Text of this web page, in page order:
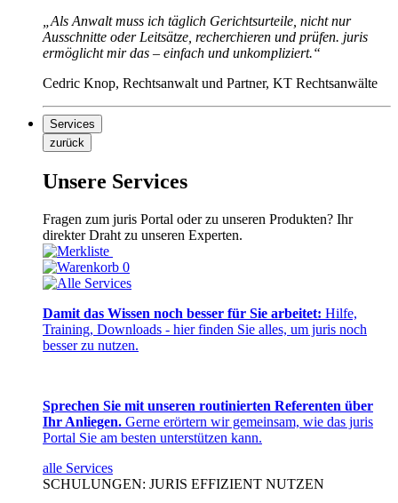
„Als Anwalt muss ich täglich Gerichtsurteile, nicht nur
Ausschnitte oder Leitsätze, recherchieren und prüfen. juris
ermöglicht mir das – einfach und unkompliziert.“
Cedric Knop, Rechtsanwalt und Partner, KT Rechtsanwälte
Services
zurück
Unsere Services
Fragen zum juris Portal oder zu unseren Produkten? Ihr
direkter Draht zu unseren Experten.
0
Damit das Wissen noch besser für Sie arbeitet: Hilfe,
Training, Downloads - hier finden Sie alles, um juris noch
besser zu nutzen.
Sprechen Sie mit unseren routinierten Referenten über
Ihr Anliegen. Gerne erörtern wir gemeinsam, wie das juris
Portal Sie am besten unterstützen kann.
alle Services
SCHULUNGEN: JURIS EFFIZIENT NUTZEN